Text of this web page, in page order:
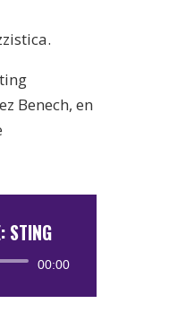
Benech, en
STING
00:00